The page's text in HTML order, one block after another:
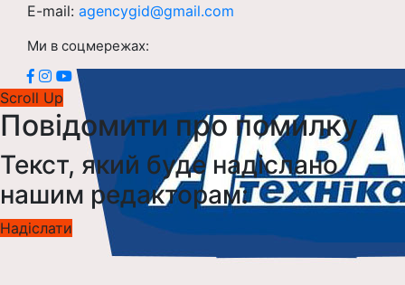
E-mail: agencygid@gmail.com
Ми в соцмережах:
Scroll Up
Повідомити про помилку
Текст, який буде надіслано
нашим редакторам:
Надіслати